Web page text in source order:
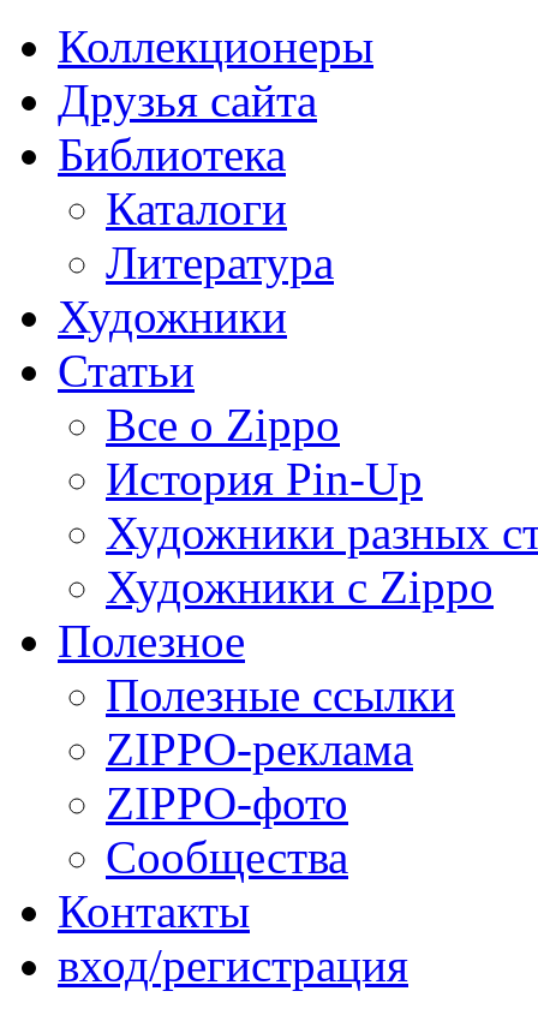
Коллекционеры
Друзья сайта
Библиотека
Каталоги
Литература
Художники
Статьи
Все о Zippo
История Pin-Up
Художники разных
Художники с Zippo
Полезное
Полезные ссылки
ZIPPO-реклама
ZIPPO-фото
Сообщества
Контакты
вход/регистрация